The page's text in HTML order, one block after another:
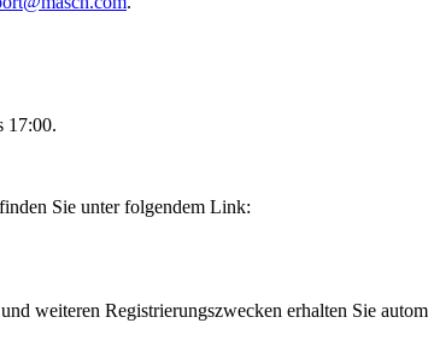
17:00.
Sie unter folgendem Link:
weiteren Registrierungszwecken erhalten Sie